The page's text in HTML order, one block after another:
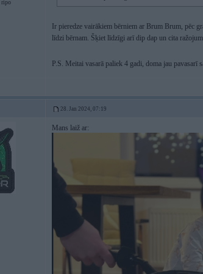
Ir pieredze vairākiem bērniem ar Brum Brum, pēc
līdzi bērnam. Šķiet līdzīgi arī dip dap un cita
P.S. Meitai vasarā paliek 4 gadi, doma jau
28. Jan 2024, 07:19
Mans laiž ar: